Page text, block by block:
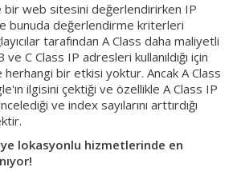
bir web sitesini değerlendirirken IP
bunuda değerlendirme kriterleri
tarafından A Class daha maliyetli
C Class IP adresleri kullanıldığı için
herhangi bir etkisi yoktur. Ancak A Class
ilgisini çektiği ve özellikle A Class IP
ve index sayılarını arttırdığı
lokasyonlu hizmetlerinde en